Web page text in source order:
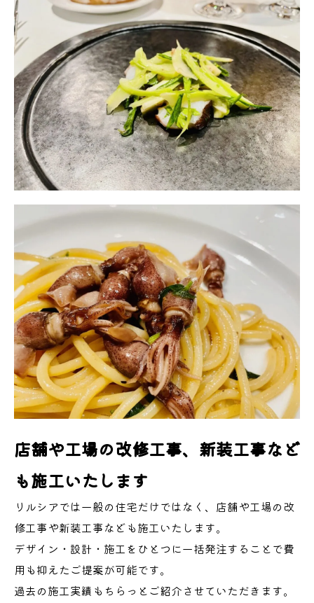
店舗や工場の改修工事、新装工事など
も施工いたします
リルシアでは一般の住宅だけではなく、店舗や工場の改
修工事や新装工事なども施工いたします。
デザイン・設計・施工をひとつに一括発注することで費
用も抑えたご提案が可能です。
過去の施工実績もちらっとご紹介させていただきます。